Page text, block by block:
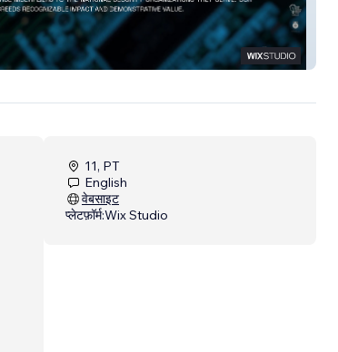
11, PT
English
वेबसाइट
प्लेटफ़ॉर्म:Wix Studio